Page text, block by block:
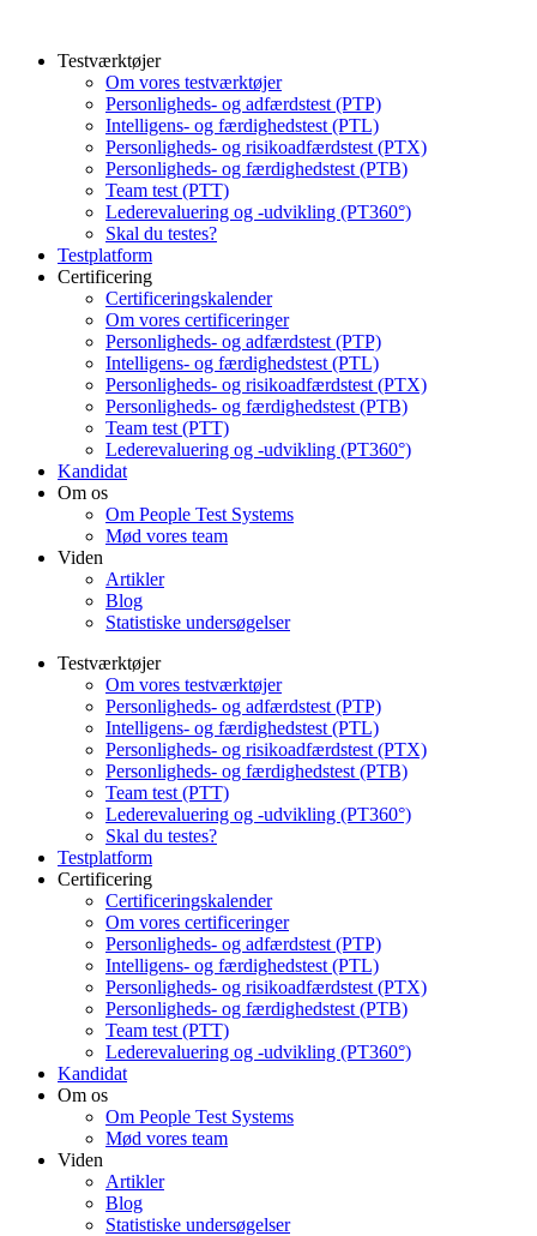
Testværktøjer
Om vores testværktøjer
Personligheds- og adfærdstest (PTP)
Intelligens- og færdighedstest (PTL)
Personligheds- og risikoadfærdstest (PTX)
Personligheds- og færdighedstest (PTB)
Team test (PTT)
Lederevaluering og -udvikling (PT360°)
Skal du testes?
Testplatform
Certificering
Certificeringskalender
Om vores certificeringer
Personligheds- og adfærdstest (PTP)
Intelligens- og færdighedstest (PTL)
Personligheds- og risikoadfærdstest (PTX)
Personligheds- og færdighedstest (PTB)
Team test (PTT)
Lederevaluering og -udvikling (PT360°)
Kandidat
Om os
Om People Test Systems
Mød vores team
Viden
Artikler
Blog
Statistiske undersøgelser
Testværktøjer
Om vores testværktøjer
Personligheds- og adfærdstest (PTP)
Intelligens- og færdighedstest (PTL)
Personligheds- og risikoadfærdstest (PTX)
Personligheds- og færdighedstest (PTB)
Team test (PTT)
Lederevaluering og -udvikling (PT360°)
Skal du testes?
Testplatform
Certificering
Certificeringskalender
Om vores certificeringer
Personligheds- og adfærdstest (PTP)
Intelligens- og færdighedstest (PTL)
Personligheds- og risikoadfærdstest (PTX)
Personligheds- og færdighedstest (PTB)
Team test (PTT)
Lederevaluering og -udvikling (PT360°)
Kandidat
Om os
Om People Test Systems
Mød vores team
Viden
Artikler
Blog
Statistiske undersøgelser